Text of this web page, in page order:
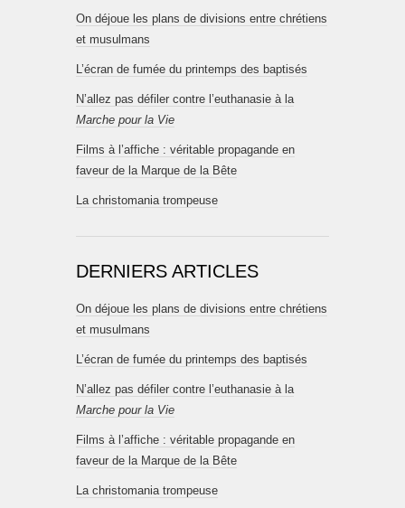
On déjoue les plans de divisions entre chrétiens
et musulmans
L’écran de fumée du printemps des baptisés
N’allez pas défiler contre l’euthanasie à la
Marche pour la Vie
Films à l’affiche : véritable propagande en
faveur de la Marque de la Bête
La christomania trompeuse
DERNIERS ARTICLES
On déjoue les plans de divisions entre chrétiens
et musulmans
L’écran de fumée du printemps des baptisés
N’allez pas défiler contre l’euthanasie à la
Marche pour la Vie
Films à l’affiche : véritable propagande en
faveur de la Marque de la Bête
La christomania trompeuse